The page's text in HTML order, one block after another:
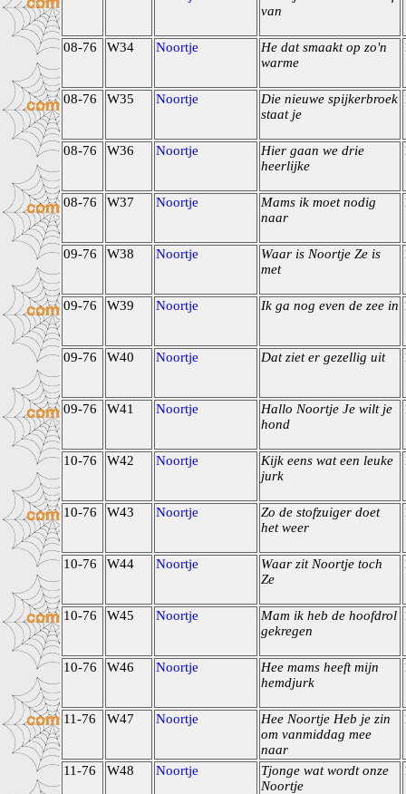
van
08-76 W34 Noortje
He dat smaakt op zo'n
warme
08-76 W35 Noortje
Die nieuwe spijkerbroek
staat je
08-76 W36 Noortje
Hier gaan we drie
heerlijke
08-76 W37 Noortje
Mams ik moet nodig
naar
09-76 W38 Noortje
Waar is Noortje Ze is
met
09-76 W39 Noortje Ik ga nog even de zee in
09-76 W40 Noortje Dat ziet er gezellig uit
09-76 W41 Noortje
Hallo Noortje Je wilt je
hond
10-76 W42 Noortje
Kijk eens wat een leuke
jurk
10-76 W43 Noortje
Zo de stofzuiger doet
het weer
10-76 W44 Noortje
Waar zit Noortje toch
Ze
10-76 W45 Noortje
Mam ik heb de hoofdrol
gekregen
10-76 W46 Noortje
Hee mams heeft mijn
hemdjurk
11-76 W47 Noortje
Hee Noortje Heb je zin
om vanmiddag mee
naar
11-76 W48 Noortje
Tjonge wat wordt onze
Noortje